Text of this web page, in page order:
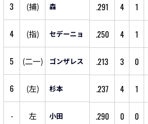
3 (捕) 森 .291 4 1
4 (指) セデーニョ .250 4 1
5 (二一) ゴンザレス .213 3 0
6 (左) 杉本 .237 4 1
- 左 小田 .290 0 0